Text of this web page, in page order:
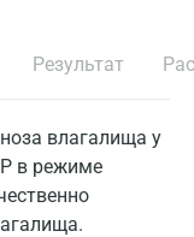
Результат
влагалища у
в режиме